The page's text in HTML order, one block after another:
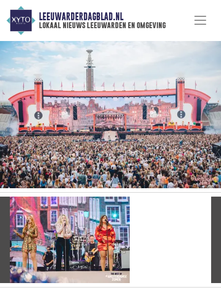
LEEUWARDERDAGBLAD.NL
lokaal nieuws leeuwarden en omgeving
Vorige